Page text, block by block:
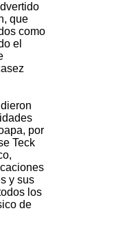
que
como
el
por
Teck
y sus
los
de